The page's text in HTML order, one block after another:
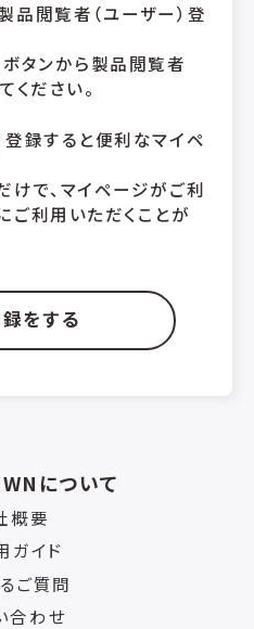
品閲覧者（ユーザー）登
ボタンから製品閲覧者
ください。
登録すると便利なマイペ
けで、マイページがご利
ご利用いただくことが
をする
について
概要
ガイド
ご質問
合わせ